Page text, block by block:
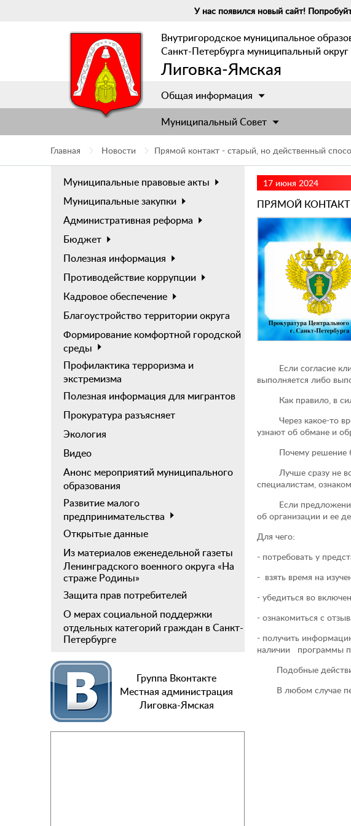
У нас появился новый сайт!
Внутригородское муниципальное
Санкт-Петербурга муниципальный округ
Лиговка-Ямская
Общая информация
Муниципальный Cовет
Главная Новости Прямой контакт - старый, но действенный
Муниципальные правовые акты
Муниципальные закупки
Административная реформа
Бюджет
Полезная информация
Противодействие коррупции
Кадровое обеспечение
Благоустройство территории округа
Формирование комфортной городской
среды
Профилактика терроризма и
экстремизма
Полезная информация для мигрантов
Прокуратура разъясняет
Экология
Видео
Анонс мероприятий муниципального
образования
Развитие малого
предпринимательства
Открытые данные
Из материалов еженедельной газеты
Ленинградского военного округа «На
страже Родины»
Защита прав потребителей
О мерах социальной поддержки
отдельных категорий граждан в Санкт-
Петербурге
Группа Вконтакте
Местная администрация
Лиговка-Ямская
17 июня 2024
ПРЯМОЙ
Если согласие
выполняется либо
Как правило, в силу
Через какое-то
узнают об обмане и
Почему решение
Лучше сразу не
специалистам,
Если предложение
об организации и ее
Для чего:
- потребовать у
- взять время на
- убедиться во
- ознакомиться с
- получить
наличии программы
Подобные действия
В любом случае